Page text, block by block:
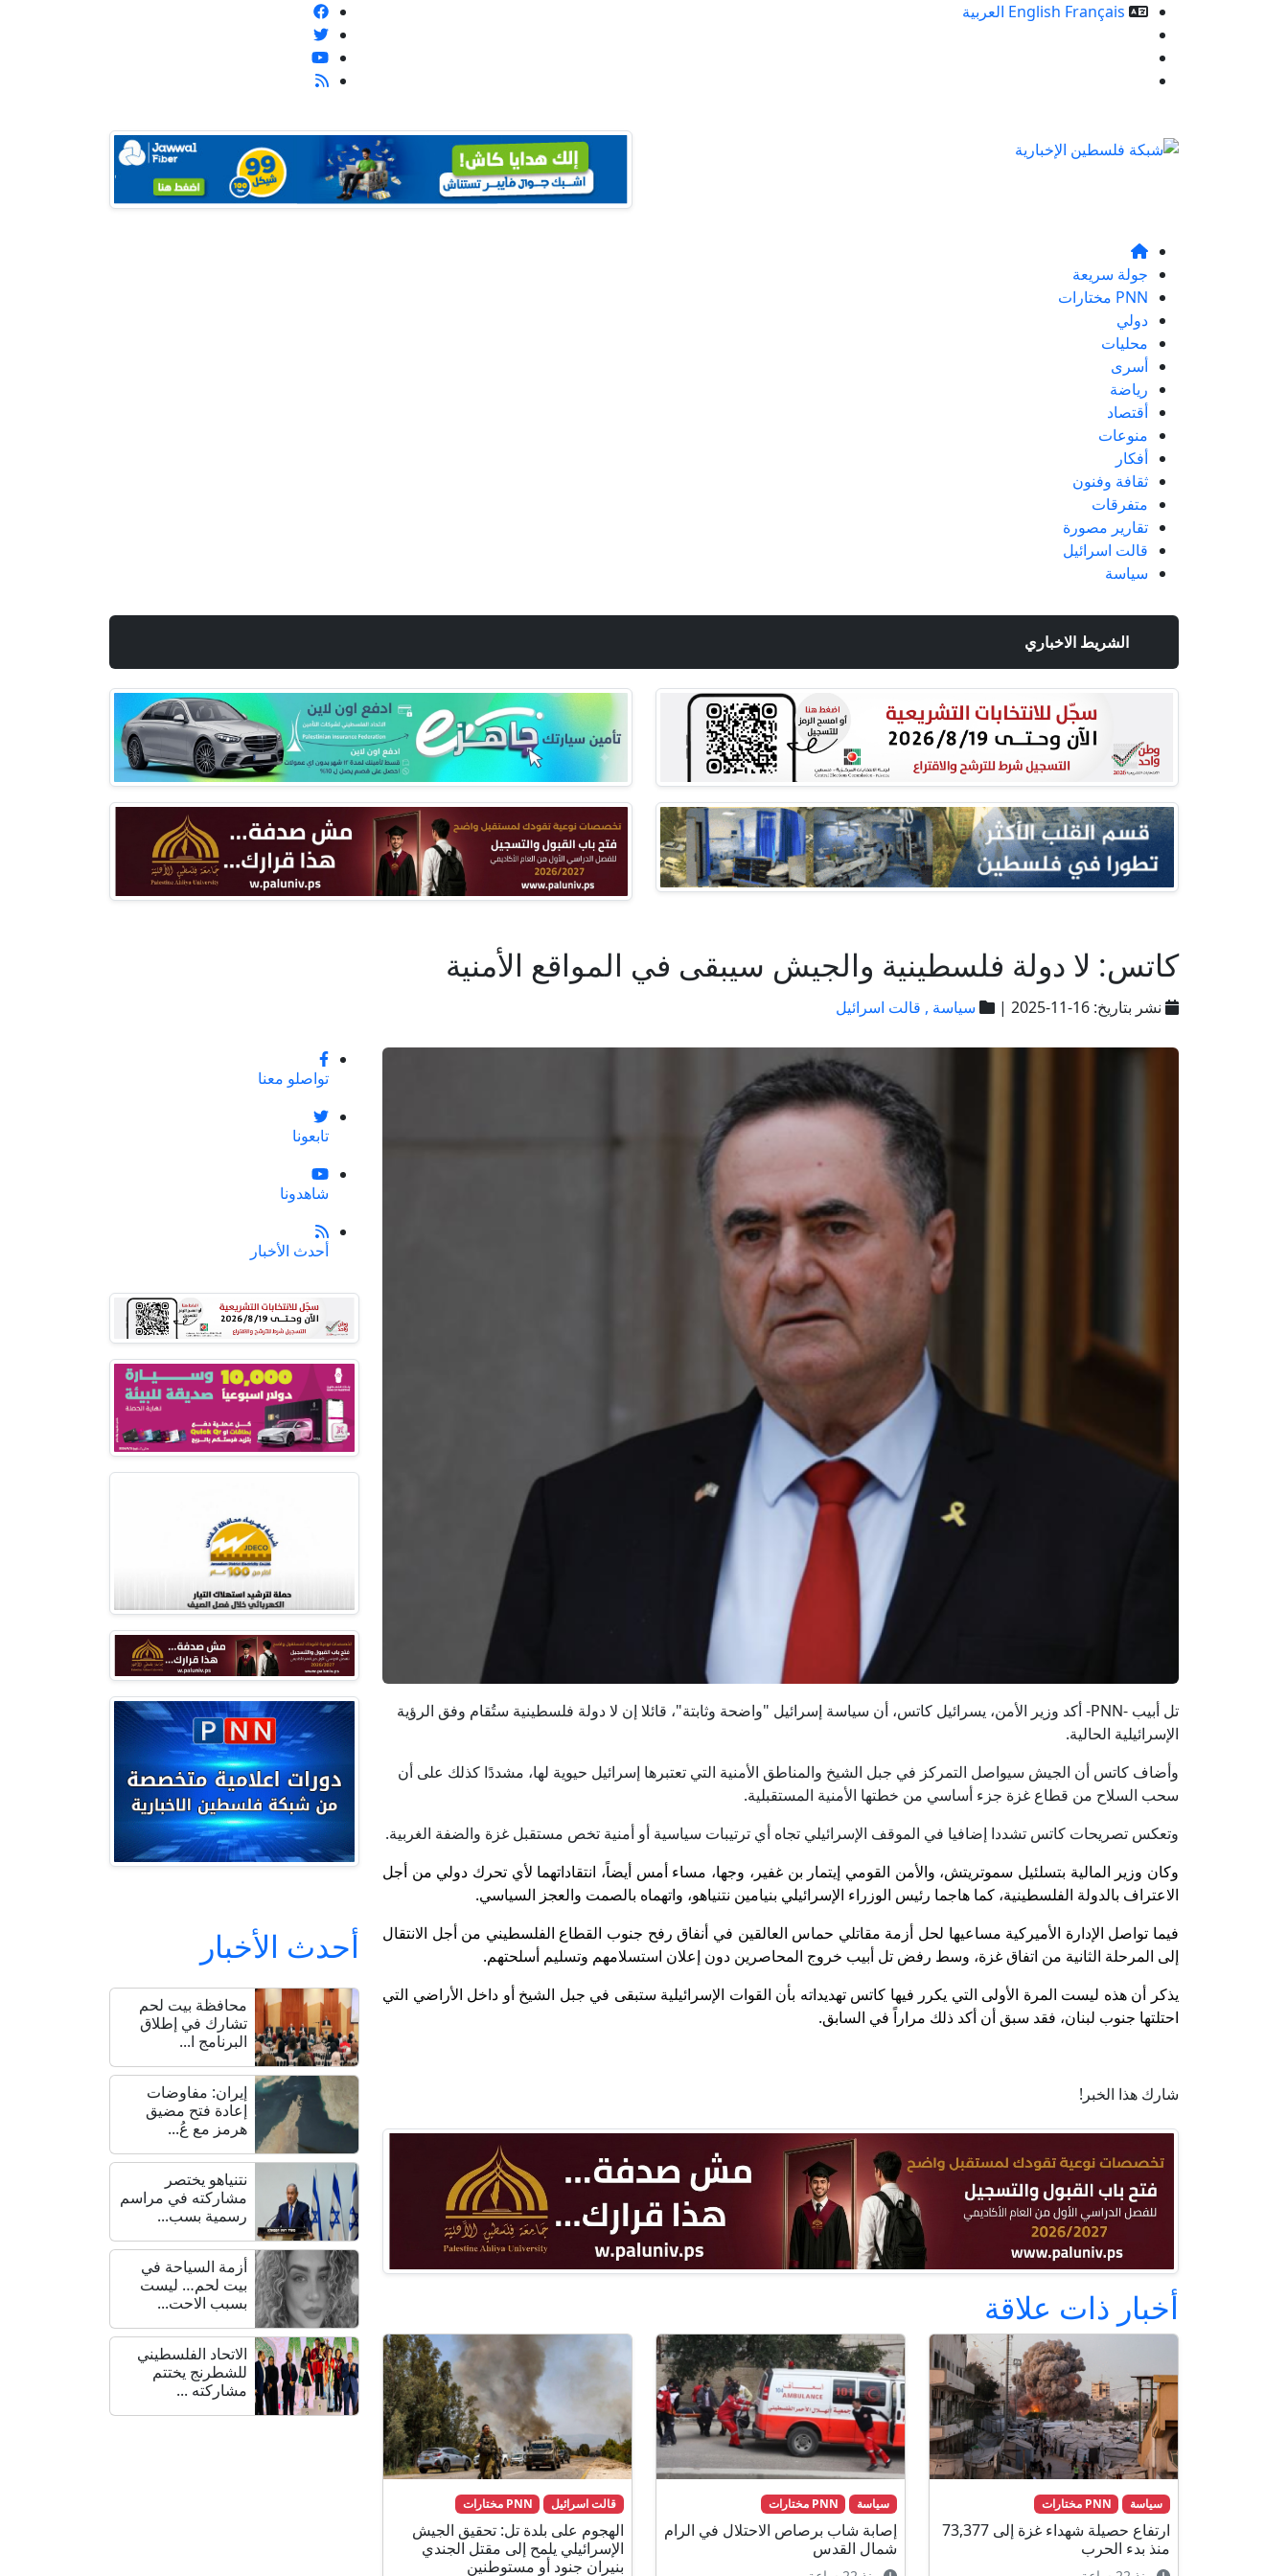
English Français
العربية
جولة سريعة
PNN مختارات
دولي
محليات
أسرى
رياضة
أقتصاد
منوعات
أفكار
ثقافة وفنون
متفرقات
تقارير مصورة
قالت اسرائيل
سياسة
الشريط الاخباري
كاتس: لا دولة فلسطينية والجيش سيبقى في المواقع الأمنية
نشر بتاريخ: 16-11-2025 | سياسة , قالت اسرائيل
تل أبيب -PNN- أكد وزير الأمن، يسرائيل كاتس، أن سياسة إسرائيل "واضحة وثابتة"، قائلا إن لا دولة فلسطينية ستُقام وفق الرؤية
الإسرائيلية الحالية.
وأضاف كاتس أن الجيش سيواصل التمركز في جبل الشيخ والمناطق الأمنية التي تعتبرها إسرائيل حيوية لها، مشددًا كذلك على أن
سحب السلاح من قطاع غزة جزء أساسي من خطتها الأمنية المستقبلية.
وتعكس تصريحات كاتس تشددا إضافيا في الموقف الإسرائيلي تجاه أي ترتيبات سياسية أو أمنية تخص مستقبل غزة والضفة الغربية.
وكان وزير المالية بتسلئيل سموتريتش، والأمن القومي إيتمار بن غفير، وجها، مساء أمس أيضاً، انتقاداتهما لأي تحرك دولي من أجل
الاعتراف بالدولة الفلسطينية، كما هاجما رئيس الوزراء الإسرائيلي بنيامين نتنياهو، واتهماه بالصمت والعجز السياسي.
فيما تواصل الإدارة الأميركية مساعيها لحل أزمة مقاتلي حماس العالقين في أنفاق رفح جنوب القطاع الفلسطيني من أجل الانتقال
إلى المرحلة الثانية من اتفاق غزة، وسط رفض تل أبيب خروج المحاصرين دون إعلان استسلامهم وتسليم أسلحتهم.
يذكر أن هذه ليست المرة الأولى التي يكرر فيها كاتس تهديداته بأن القوات الإسرائيلية ستبقى في جبل الشيخ أو داخل الأراضي التي
احتلتها جنوب لبنان، فقد سبق أن أكد ذلك مراراً في السابق.
شارك هذا الخبر!
أخبار ذات علاقة
سياسة PNN مختارات
ارتفاع حصيلة شهداء غزة إلى 73,377
منذ بدء الحرب
سياسة PNN مختارات
إصابة شاب برصاص الاحتلال في الرام
شمال القدس
قالت اسرائيل PNN مختارات
الهجوم على بلدة تل: تحقيق الجيش
الإسرائيلي يلمح إلى مقتل الجندي
بنيران جنود أو مستوطنين
تواصلو معنا
تابعونا
شاهدونا
أحدث الأخبار
أحدث الأخبار
محافظة بيت لحم
تشارك في إطلاق
البرنامج ا...
إيران: مفاوضات
إعادة فتح مضيق
هرمز مع عُ...
نتنياهو يختصر
مشاركته في مراسم
رسمية بسب...
أزمة السياحة في
بيت لحم… ليست
بسبب الاحت...
الاتحاد الفلسطيني
للشطرنج يختتم
مشاركته ...